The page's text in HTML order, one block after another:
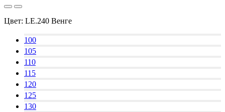
Цвет: LE.240 Венге
100
105
110
115
120
125
130